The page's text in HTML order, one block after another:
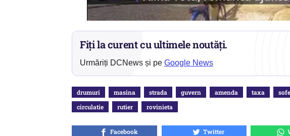
Fiți la curent cu ultimele noutăți.
Urmăriți DCNews și pe Google News
drumuri masina strada guvern amenda taxa
circulatie
rutier rovinieta
Facebook Twitter